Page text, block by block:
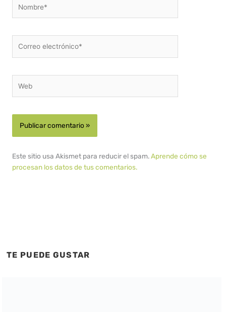
electrónico*
Este sitio usa Akismet para reducir el spam.Aprende cómo se
procesan los datos de tus comentarios.
TE PUEDE GUSTAR